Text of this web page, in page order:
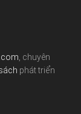
, chuyên
phát triển